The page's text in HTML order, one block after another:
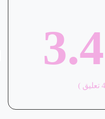
3.4
تعليق )